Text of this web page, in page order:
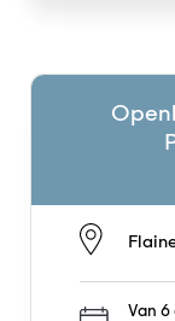
Van 6